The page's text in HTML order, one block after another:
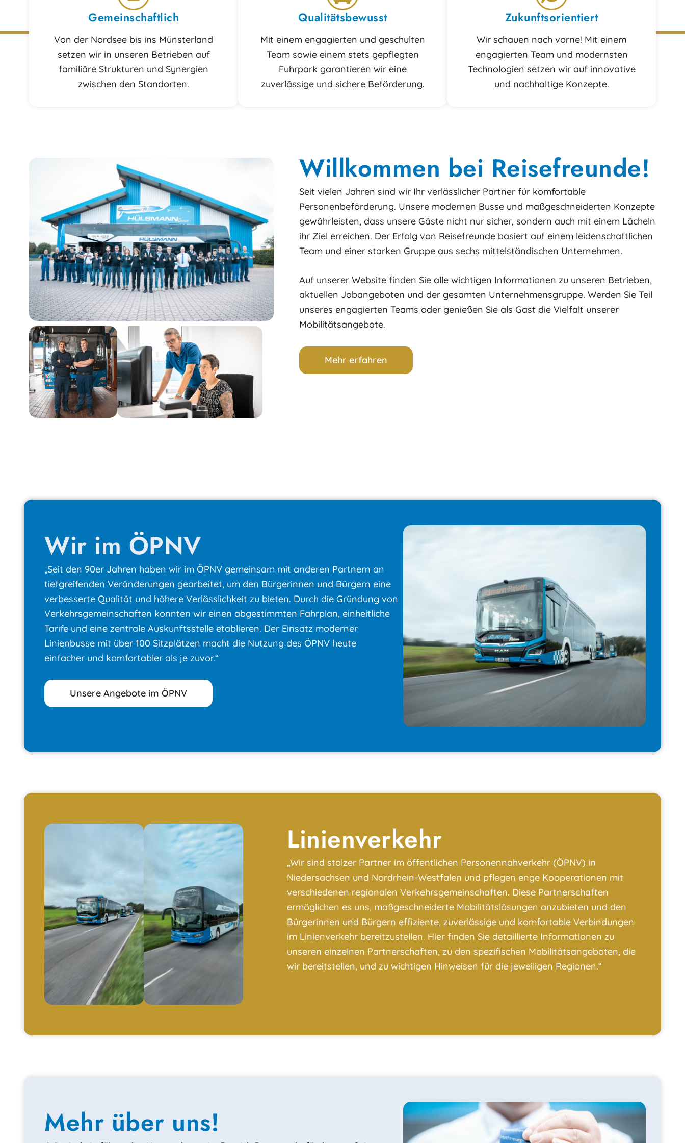
Gemeinschaftlich
Von der Nordsee bis ins Münsterland
setzen wir in unseren Betrieben auf
familiäre Strukturen und Synergien
zwischen den Standorten.
Qualitätsbewusst
Mit einem engagierten und geschulten
Team sowie einem stets gepflegten
Fuhrpark garantieren wir eine
zuverlässige und sichere Beförderung.
Zukunftsorientiert
Wir schauen nach vorne! Mit einem
engagierten Team und modernsten
Technologien setzen wir auf innovative
und nachhaltige Konzepte.
Willkommen bei Reisefreunde!
Seit vielen Jahren sind wir Ihr verlässlicher Partner für komfortable
Personenbeförderung. Unsere modernen Busse und maßgeschneiderten Konzepte
gewährleisten, dass unsere Gäste nicht nur sicher, sondern auch mit einem Lächeln
ihr Ziel erreichen. Der Erfolg von Reisefreunde basiert auf einem leidenschaftlichen
Team und einer starken Gruppe aus sechs mittelständischen Unternehmen.
Auf unserer Website finden Sie alle wichtigen Informationen zu unseren Betrieben,
aktuellen Jobangeboten und der gesamten Unternehmensgruppe. Werden Sie Teil
unseres engagierten Teams oder genießen Sie als Gast die Vielfalt unserer
Mobilitätsangebote.
Mehr erfahren
Wir im ÖPNV
„Seit den 90er Jahren haben wir im ÖPNV gemeinsam mit anderen Partnern an
tiefgreifenden Veränderungen gearbeitet, um den Bürgerinnen und Bürgern eine
verbesserte Qualität und höhere Verlässlichkeit zu bieten. Durch die Gründung von
Verkehrsgemeinschaften konnten wir einen abgestimmten Fahrplan, einheitliche
Tarife und eine zentrale Auskunftsstelle etablieren. Der Einsatz moderner
Linienbusse mit über 100 Sitzplätzen macht die Nutzung des ÖPNV heute
einfacher und komfortabler als je zuvor.“
Unsere Angebote im ÖPNV
Linienverkehr
„Wir sind stolzer Partner im öffentlichen Personennahverkehr (ÖPNV) in
Niedersachsen und Nordrhein-Westfalen und pflegen enge Kooperationen mit
verschiedenen regionalen Verkehrsgemeinschaften. Diese Partnerschaften
ermöglichen es uns, maßgeschneiderte Mobilitätslösungen anzubieten und den
Bürgerinnen und Bürgern effiziente, zuverlässige und komfortable Verbindungen
im Linienverkehr bereitzustellen. Hier finden Sie detaillierte Informationen zu
unseren einzelnen Partnerschaften, zu den spezifischen Mobilitätsangeboten, die
wir bereitstellen, und zu wichtigen Hinweisen für die jeweiligen Regionen.“
Mehr über uns!